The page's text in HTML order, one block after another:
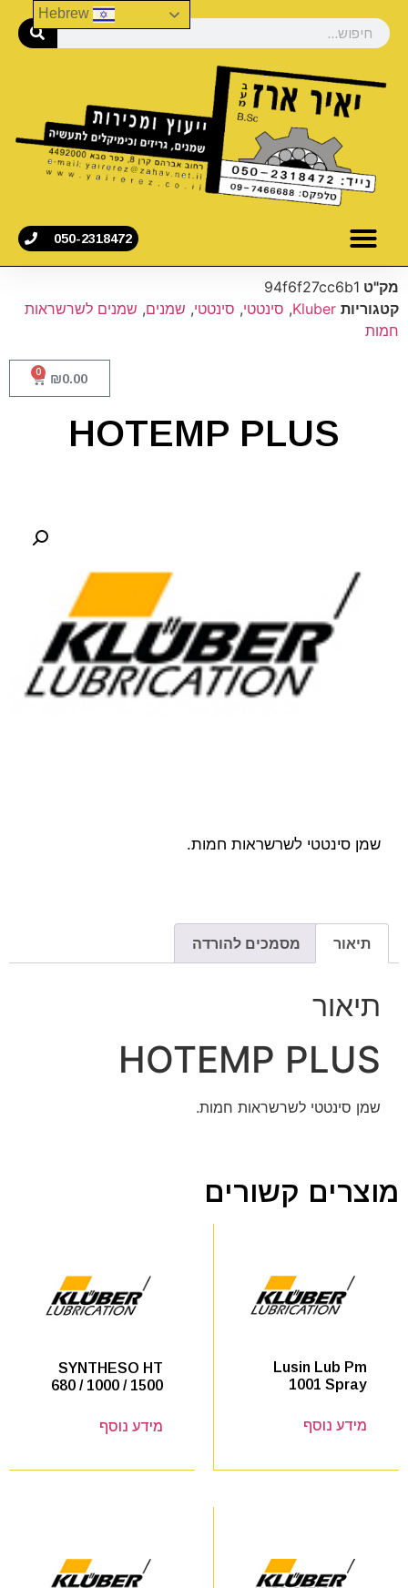
050-2318472
מק"ט 94f6f27cc6b1
קטגוריות Kluber
, סינטטי, סינטטי, שמנים, שמנים לשרשראות
חמות
₪0.00
0
HOTEMP PLUS
שמן סינטטי לשרשראות חמות.
תיאור מסמכים להורדה
תיאור
HOTEMP PLUS
שמן סינטטי לשרשראות חמות.
מוצרים קשורים
Lusin Lub Pm
1001 Spray
מידע נוסף
SYNTHESO HT
680 / 1000 / 1500
מידע נוסף
Hebrew